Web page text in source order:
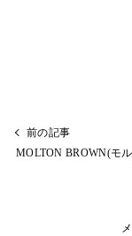
前の記事
MOLTON BROWN(モ